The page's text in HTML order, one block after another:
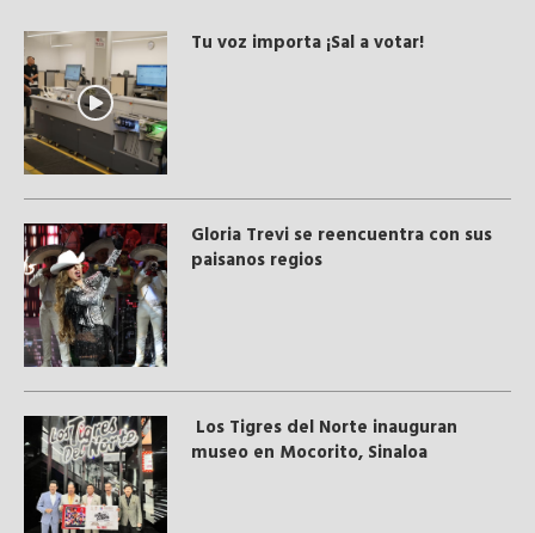
Tu voz importa ¡Sal a votar!
Gloria Trevi se reencuentra con sus
paisanos regios
Los Tigres del Norte inauguran
museo en Mocorito, Sinaloa